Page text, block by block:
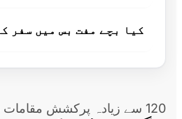
کیا بچے مفت بس میں سفر
120 سے زیادہ پرکشش مقامات تک رسائی